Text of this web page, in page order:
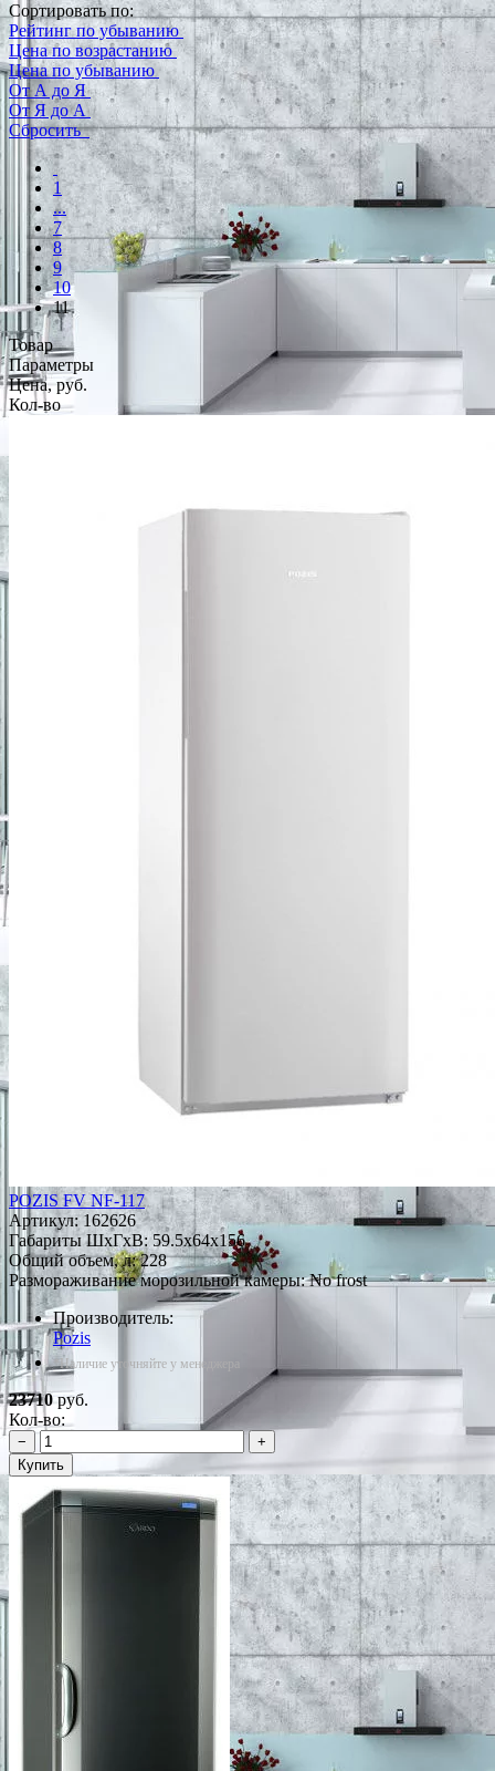
Сортировать по:
Рейтинг по убыванию
Цена по возрастанию
Цена по убыванию
От А до Я
От Я до А
Сбросить
1
...
7
8
9
10
11
Товар
Параметры
Цена, руб.
Кол-во
POZIS FV NF-117
Артикул:162626
Габариты ШxГxВ: 59.5x64x156
Общий объем, л: 228
Размораживание морозильной камеры: No frost
Производитель:
Pozis
*Наличие уточняйте у менеджера
23710руб.
Кол-во:
−
+
Купить